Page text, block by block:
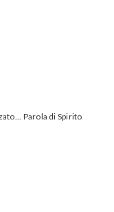
Parola di Spirito